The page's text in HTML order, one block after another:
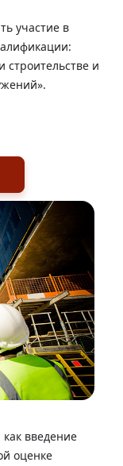
участие в
строительстве и
введение
оценке